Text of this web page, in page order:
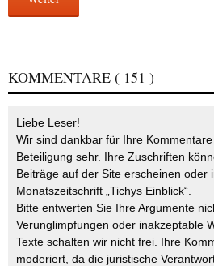
KOMMENTARE ( 151 )
Liebe Leser!
Wir sind dankbar für Ihre
Beteiligung sehr. Ihre Zuschriften
Beiträge auf der Site erscheinen oder
Monatszeitschrift „Tichys Einblick“.
Bitte entwerten Sie Ihre Argumente
Verunglimpfungen oder inakzeptable
Texte schalten wir nicht frei. Ihre
moderiert, da die juristische